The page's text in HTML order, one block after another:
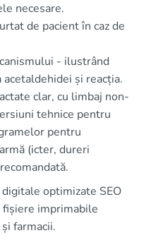
necesare.
de pacient în caz de
- ilustrând
și reacția.
clar, cu limbaj non-
tehnice pentru
pentru
(icter, dureri
optimizate SEO
imprimabile
farmacii.